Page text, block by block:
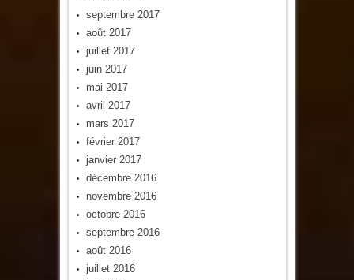
septembre 2017
août 2017
juillet 2017
juin 2017
mai 2017
avril 2017
mars 2017
février 2017
janvier 2017
décembre 2016
novembre 2016
octobre 2016
septembre 2016
août 2016
juillet 2016